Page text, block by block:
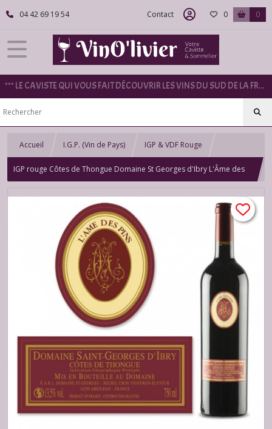
04 42 69 19 54 Contact 0 0
*** LE CAVISTE QUI VOUS FAIT DÉCOUVRIR LES VINS DU SUD DE LA FRANCE ***
Accueil I.G.P. (Vin de Pays) IGP & VDF Rouge
IGP rouge Côtes de Thongue Domaine St Georges d'Ibry L'Âme des